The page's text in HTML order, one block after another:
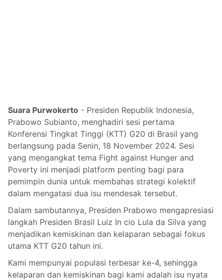
Suara Purwokerto - Presiden Republik Indonesia,
Prabowo Subianto, menghadiri sesi pertama
Konferensi Tingkat Tinggi (KTT) G20 di Brasil yang
berlangsung pada Senin, 18 November 2024. Sesi
yang mengangkat tema Fight against Hunger and
Poverty ini menjadi platform penting bagi para
pemimpin dunia untuk membahas strategi kolektif
dalam mengatasi dua isu mendesak tersebut.
Dalam sambutannya, Presiden Prabowo mengapresiasi
langkah Presiden Brasil Luiz In cio Lula da Silva yang
menjadikan kemiskinan dan kelaparan sebagai fokus
utama KTT G20 tahun ini.
Kami mempunyai populasi terbesar ke-4, sehingga
kelaparan dan kemiskinan bagi kami adalah isu nyata